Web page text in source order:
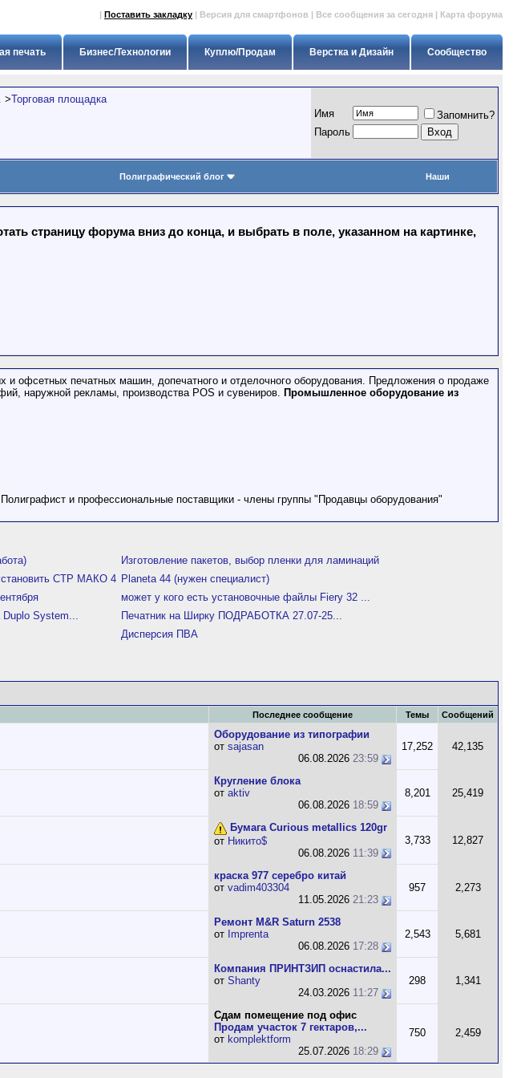
| Поставить закладку | Версия для смартфонов | Все сообщения за сегодня | Карта форума
Сообщество
Верстка и Дизайн
Куплю/Продам
Бизнес/Технологии
печать
>Торговая площадка
Имя
Запомнить?
Пapoль
Полиграфический блог Наши
страницу форума вниз до конца, и выбрать в поле, указанном на картинке,
и офсетных печатных машин, допечатного и отделочного оборудования. Предложения о продаже
наружной рекламы, производства POS и сувениров. Промышленное оборудование из
и профессиональные поставщики - члены группы "Продавцы оборудования"
Изготовление пакетов, выбор пленки для ламинаций
СТР МАКО 4 Planeta 44 (нужен специалист)
может у кого есть установочные файлы Fiery 32 ...
System...
Печатник на Ширку ПОДРАБОТКА 27.07-25...
Дисперсия ПВА
Последнее сообщение Темы Сообщений
Оборудование из типографии
от sajasan
06.08.2026 23:59
17,252 42,135
Кругление блока
от aktiv
06.08.2026 18:59
8,201 25,419
Бумага Curious metallics 120gr
от Никито$
06.08.2026 11:39
3,733 12,827
краска 977 серебро китай
от vadim403304
11.05.2026 21:23
957 2,273
Ремонт M&R Saturn 2538
от Imprenta
06.08.2026 17:28
2,543 5,681
Компания ПРИНТЗИП оснастила...
от Shanty
24.03.2026 11:27
298 1,341
Сдам помещение под офис
Продам участок 7 гектаров,...
от komplektform
25.07.2026 18:29
750 2,459